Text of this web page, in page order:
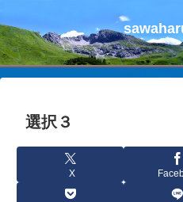
選択３
X